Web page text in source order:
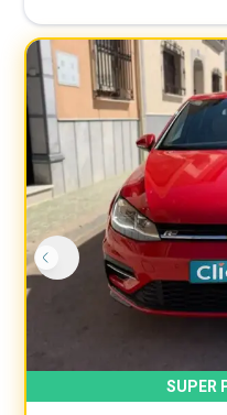
SUPER